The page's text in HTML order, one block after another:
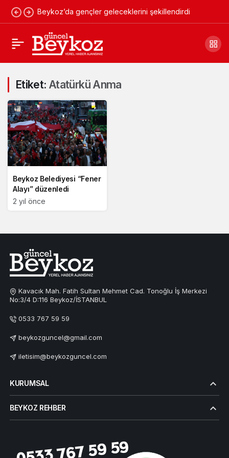
Beykoz’da gençler geleceklerini şekillendirdi
Etiket: Atatürkü Anma
Beykoz Belediyesi “Fener
Alayı” düzenledi
2 yıl önce
Kavacık Mah. Fatih Sultan Mehmet Cad. Tonoğlu İş Merkezi
No:3/4 D:116 Beykoz/İSTANBUL
0533 767 59 59
beykozguncel@gmail.com
iletisim@beykozguncel.com
KURUMSAL
BEYKOZ REHBER